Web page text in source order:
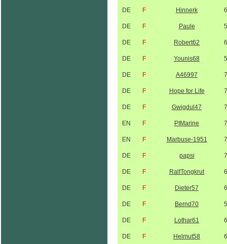
DE F Hinnerk
DE F Paule
DE F Robert62
DE F Younis68
DE F A46997
DE F Hope for Life
DE F Gwigdul47
EN F PIMarine
EN F Marbuse-1951
DE F papsi
DE F RalfTongkrut
DE F Dieter57
DE F Bernd70
DE F Lothar61
DE F Helmut58